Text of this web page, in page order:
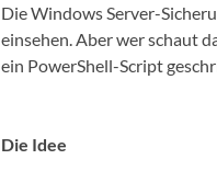
Die Windows Server-
einsehen. Aber wer schaut
ein PowerShell-Script
Die Idee